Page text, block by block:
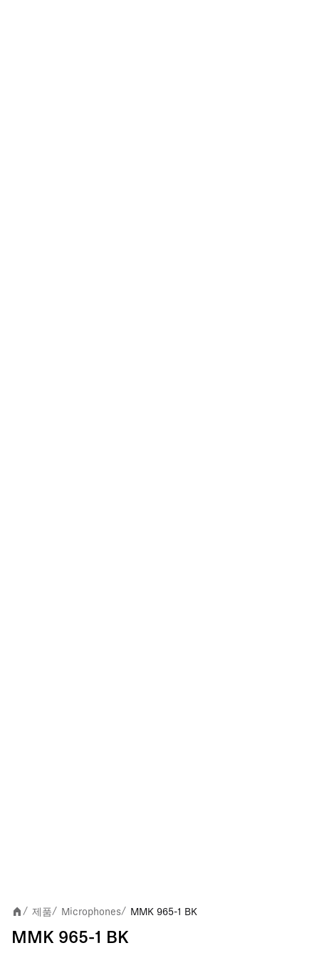
/ 제품/ Microphones/ MMK 965-1 BK
MMK 965-1 BK